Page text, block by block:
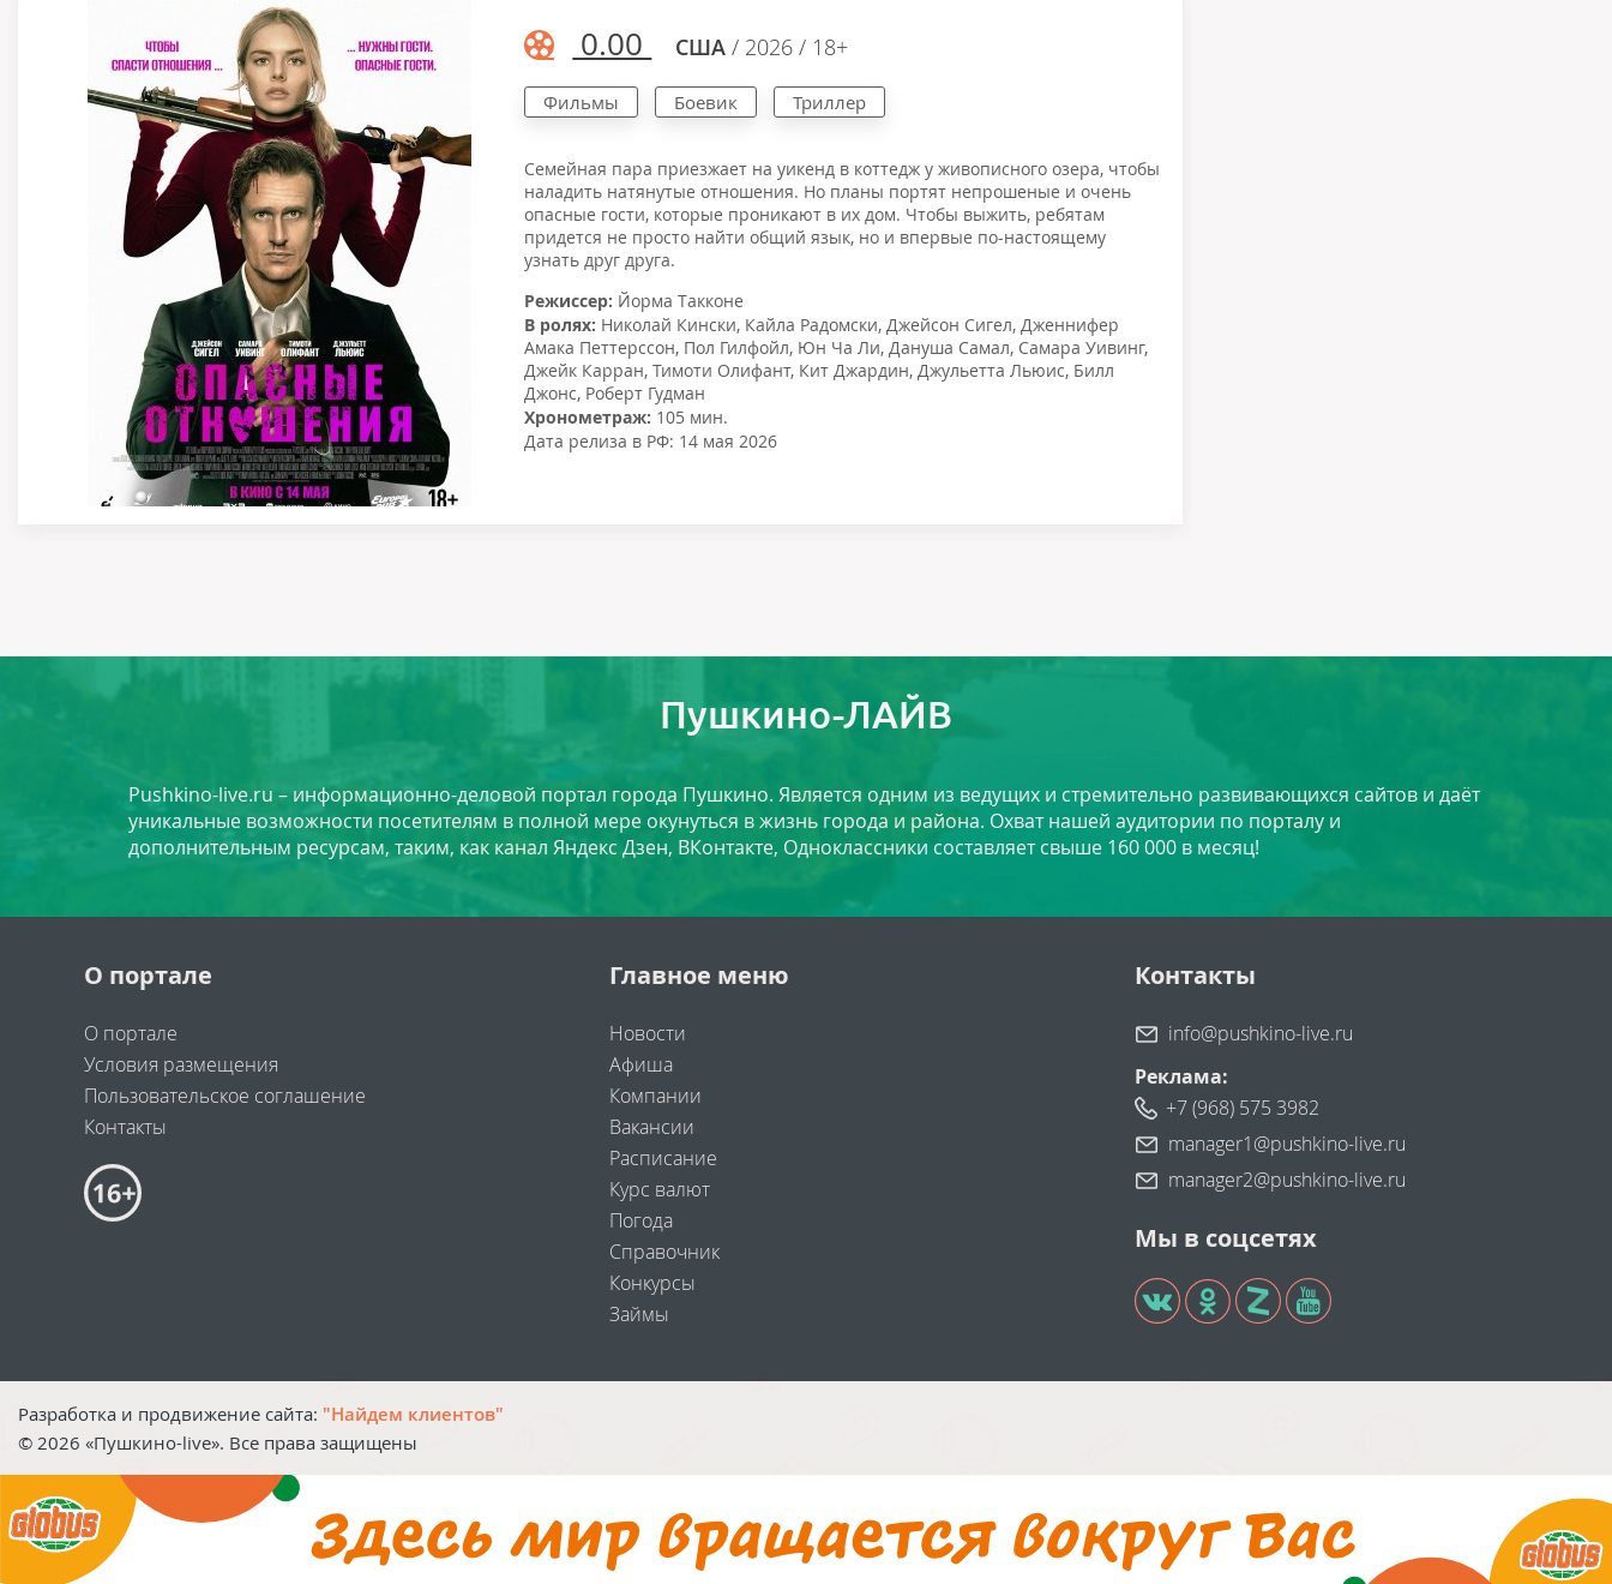
0.00 США / 2026 / 18+
Фильмы Боевик Триллер
Семейная пара приезжает на уикенд в коттедж у живописного озера, чтобы
наладить натянутые отношения. Но планы портят непрошеные и очень
опасные гости, которые проникают в их дом. Чтобы выжить, ребятам
придется не просто найти общий язык, но и впервые по-настоящему
узнать друг друга.
Режиссер: Йорма Такконе
В ролях: Николай Кински, Кайла Радомски,Джейсон Сигел,Дженнифер
Амака Петтерссон, Пол Гилфойл, Юн Ча Ли,Дануша Самал, Самара Уивинг,
Джейк Карран,Тимоти Олифант, Кит Джардин,Джульетта Льюис, Билл
Джонс, Роберт Гудман
Хронометраж: 105 мин.
Дата релиза в РФ: 14 мая 2026
Пушкино-ЛАЙВ
Pushkino-live.ru – информационно-деловой портал города Пушкино. Является одним из ведущих и стремительно развивающихся сайтов и даёт
уникальные возможности посетителям в полной мере окунуться в жизнь города и района. Охват нашей аудитории по порталу и
дополнительным ресурсам, таким, как канал Яндекс Дзен, ВКонтакте, Одноклассники составляет свыше 160 000 в месяц!
О портале
О портале
Условия размещения
Пользовательское соглашение
Контакты
Главное меню
Новости
Афиша
Компании
Вакансии
Расписание
Курс валют
Погода
Справочник
Конкурсы
Займы
Контакты
info@pushkino-live.ru
Реклама:
+7 (968) 575 3982
manager1@pushkino-live.ru
manager2@pushkino-live.ru
Мы в соцсетях
Разработка и продвижение сайта: "Найдем клиентов"
© 2026 «Пушкино-live». Все права защищены